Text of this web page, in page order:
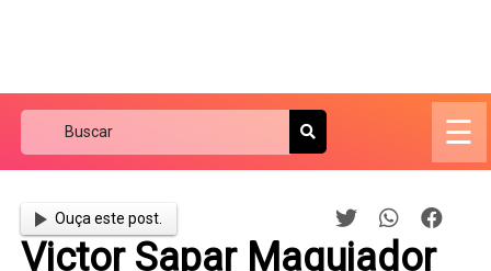
☰
Ouça este post.
Victor Sapar Maquiador